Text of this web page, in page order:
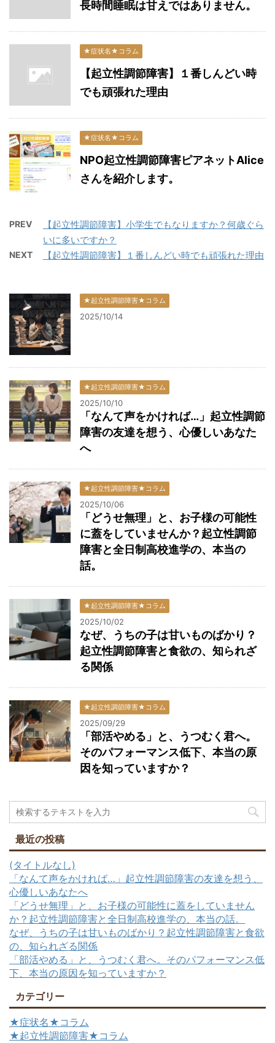
長時間睡眠は甘えではありません。
★症状名★コラム
【起立性調節障害】１番しんどい時
でも頑張れた理由
★症状名★コラム
NPO起立性調節障害ピアネットAlice
さんを紹介します。
PREV
【起立性調節障害】小学生でもなりますか？何歳ぐら
いに多いですか？
NEXT 【起立性調節障害】１番しんどい時でも頑張れた理由
★起立性調節障害★コラム
2025/10/14
★起立性調節障害★コラム
2025/10/10
「なんて声をかければ…」起立性調節
障害の友達を想う、心優しいあなた
へ
★起立性調節障害★コラム
2025/10/06
「どうせ無理」と、お子様の可能性
に蓋をしていませんか？起立性調節
障害と全日制高校進学の、本当の
話。
★起立性調節障害★コラム
2025/10/02
なぜ、うちの子は甘いものばかり？
起立性調節障害と食欲の、知られざ
る関係
★起立性調節障害★コラム
2025/09/29
「部活やめる」と、うつむく君へ。
そのパフォーマンス低下、本当の原
因を知っていますか？
最近の投稿
(タイトルなし)
「なんて声をかければ…」起立性調節障害の友達を想う、
心優しいあなたへ
「どうせ無理」と、お子様の可能性に蓋をしていません
か？起立性調節障害と全日制高校進学の、本当の話。
なぜ、うちの子は甘いものばかり？起立性調節障害と食欲
の、知られざる関係
「部活やめる」と、うつむく君へ。そのパフォーマンス低
下、本当の原因を知っていますか？
カテゴリー
★症状名★コラム
★起立性調節障害★コラム